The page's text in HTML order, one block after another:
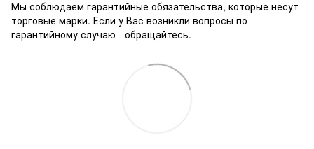
Мы соблюдаем гарантийные обязательства, которые несут
торговые марки. Если у Вас возникли вопросы по
гарантийному случаю - обращайтесь.